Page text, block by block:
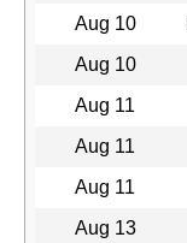
Aug 10
Aug 10
Aug 11
Aug 11
Aug 11
Aug 13